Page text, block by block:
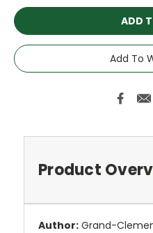
Add To
Product
Author: Grand-